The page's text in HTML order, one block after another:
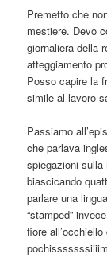
Premetto che
mestiere. Devo
giornaliera della
atteggiamento
Posso capire la
simile al lavoro
Passiamo
che parlava
spiegazioni sulla
biascicando
parlare una
“stamped”
fiore